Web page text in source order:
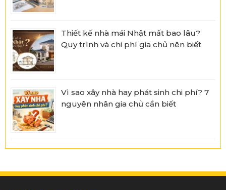
Thiết kế nhà mái Nhật mất bao lâu?
Quy trình và chi phí gia chủ nên biết
Vì sao xây nhà hay phát sinh chi phí? 7
nguyên nhân gia chủ cần biết